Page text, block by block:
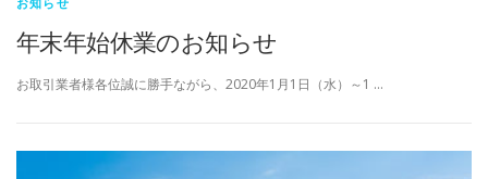
年末年始休業のお知らせ
お取引業者様各位誠に勝手ながら、2020年1月1日（水）～1 …